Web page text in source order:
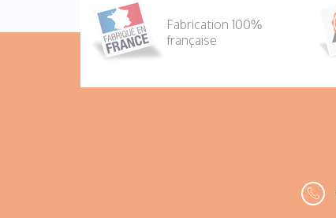
Fabrication 100%
française